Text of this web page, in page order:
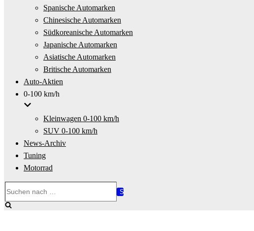
Spanische Automarken
Chinesische Automarken
Südkoreanische Automarken
Japanische Automarken
Asiatische Automarken
Britische Automarken
Auto-Aktien
0-100 km/h
Kleinwagen 0-100 km/h
SUV 0-100 km/h
News-Archiv
Tuning
Motorrad
nach …